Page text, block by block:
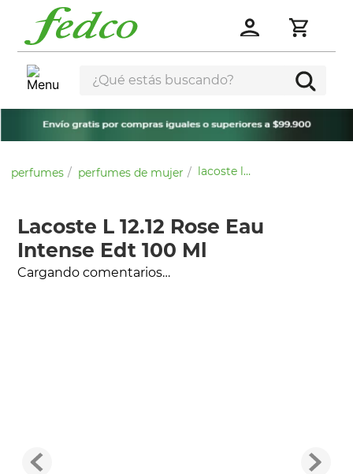
¿Qué estás buscando?
perfumes perfumes de mujer lacoste l 12.12 rose eau intense edt 100 ml
Lacoste L 12.12 Rose Eau
Intense Edt 100 Ml
Cargando comentarios…